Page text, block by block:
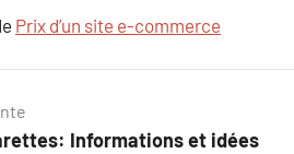
Prix d’un site e-commerce
Informations et idées